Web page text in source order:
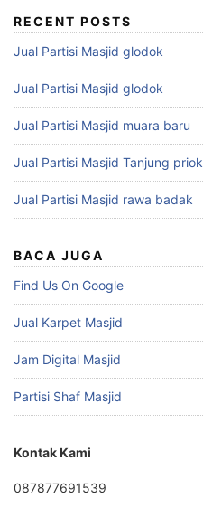
RECENT POSTS
Jual Partisi Masjid glodok
Jual Partisi Masjid glodok
Jual Partisi Masjid muara baru
Jual Partisi Masjid Tanjung priok
Jual Partisi Masjid rawa badak
BACA JUGA
Find Us On Google
Jual Karpet Masjid
Jam Digital Masjid
Partisi Shaf Masjid
Kontak Kami
087877691539